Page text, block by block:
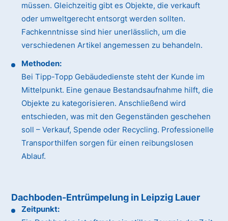
müssen. Gleichzeitig gibt es Objekte, die verkauft
oder umweltgerecht entsorgt werden sollten.
Fachkenntnisse sind hier unerlässlich, um die
verschiedenen Artikel angemessen zu behandeln.
Methoden:
Bei Tipp-Topp Gebäudedienste steht der Kunde im
Mittelpunkt. Eine genaue Bestandsaufnahme hilft, die
Objekte zu kategorisieren. Anschließend wird
entschieden, was mit den Gegenständen geschehen
soll – Verkauf, Spende oder Recycling. Professionelle
Transporthilfen sorgen für einen reibungslosen
Ablauf.
Dachboden-Entrümpelung in Leipzig Lauer
Zeitpunkt: